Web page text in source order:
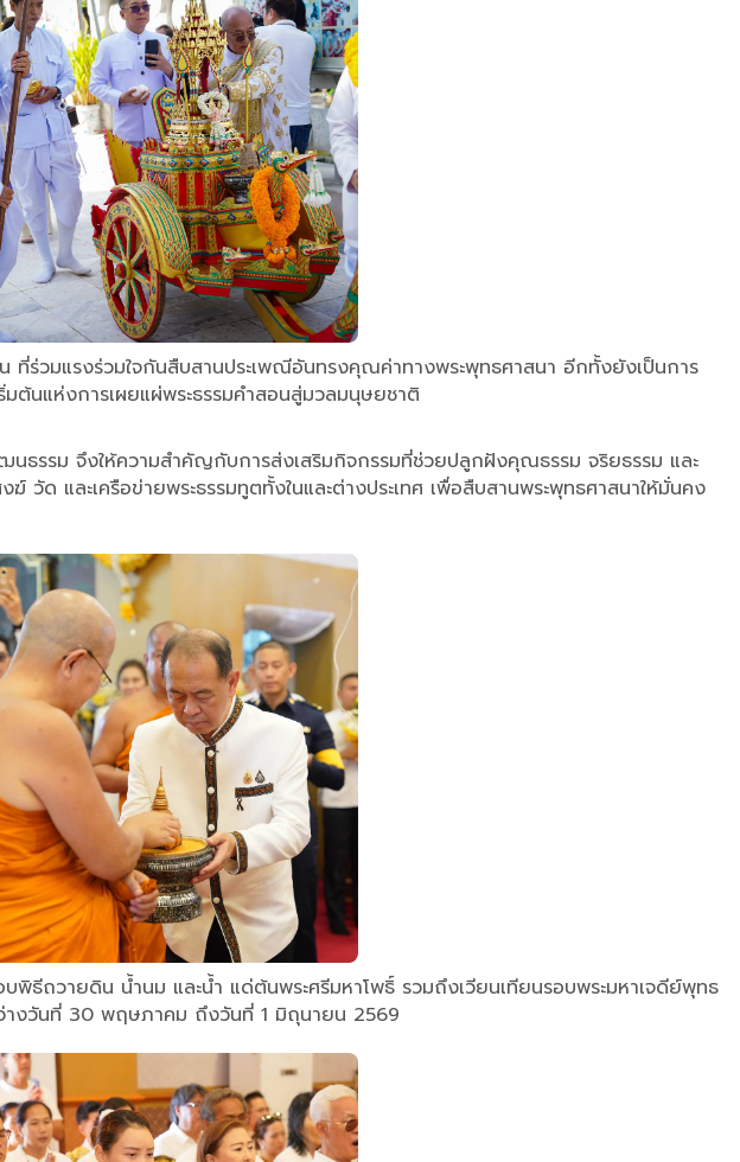
ร่วมแรงร่วมใจกันสืบสานประเพณีอันทรงคุณค่าทางพระพุทธศาสนา อีกทั้งยังเป็นการ
นแห่งการเผยแผ่พระธรรมคำสอนสู่มวลมนุษยชาติ
ธรรม จึงให้ความสำคัญกับการส่งเสริมกิจกรรมที่ช่วยปลูกฝังคุณธรรม จริยธรรม และ
วัด และเครือข่ายพระธรรมทูตทั้งในและต่างประเทศ เพื่อสืบสานพระพุทธศาสนาให้มั่นคง
ธีถวายดิน น้ำนม และน้ำ แด่ต้นพระศรีมหาโพธิ์ รวมถึงเวียนเทียนรอบพระมหาเจดีย์พุทธ
ว่างวันที่ 30 พฤษภาคม ถึงวันที่ 1 มิถุนายน 2569